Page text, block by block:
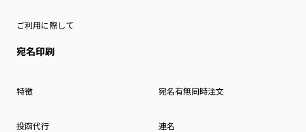
ご利用に際して
宛名印刷
特徴 宛名有無同時注文
投函代行 連名